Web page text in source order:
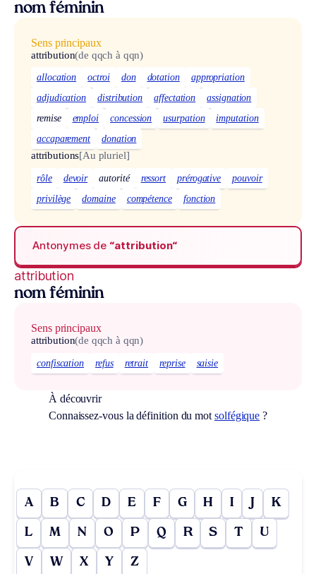
nom féminin
Sens principaux
attribution(de qqch à qqn)
allocation octroi don dotation
appropriation
adjudication
distribution affectation
assignation
remise
emploi concession usurpation
imputation
accaparement
donation
attributions[Au pluriel]
rôle devoir autorité ressort prérogative
pouvoir
privilège
domaine compétence fonction
Antonymes de “attribution“
attribution
nom féminin
Sens principaux
attribution(de qqch à qqn)
confiscation refus retrait reprise saisie
À découvrir
Connaissez-vous la définition du mot solfégique ?
A B C D E F G H I J K
L M N O P Q R S T U
V W X Y Z